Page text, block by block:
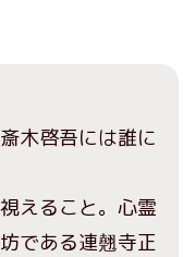
木啓吾には誰に
えること。心霊
である連翹寺正